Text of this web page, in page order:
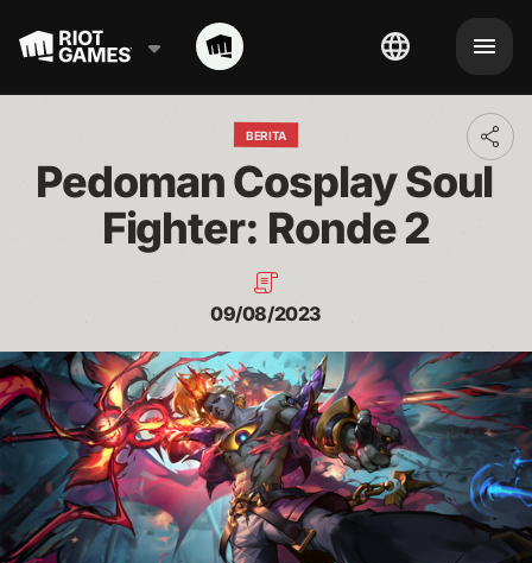
BERITA
Pedoman Cosplay Soul
Fighter: Ronde 2
09/08/2023